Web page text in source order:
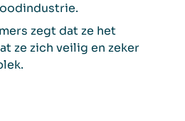
zegt dat ze het
ze zich veilig en zeker